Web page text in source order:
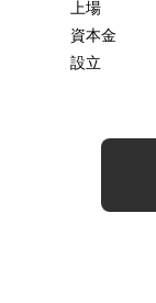
上場
資本金
設立